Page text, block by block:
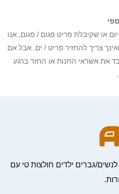
הפריטים שלך לא קיבלו תוך 30 יום או שקיבלת פריט פגום / פגום, אנו
צריך להחזיר פריט / ים. אבל אם
את אשראי החנות או החזר ברגע
גברים ילדים חולצות טי עם